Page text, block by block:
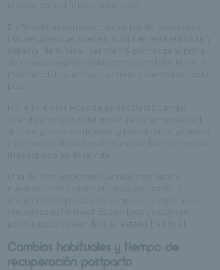
idóneo para el futuro bebé o no.
En Recoletas somos conscientes de las dudas e
inquietudes que pueden surgir en esta etapa tan
especial de tu vida. Ser mamá primeriza supone
vivir nuevas experiencias, como también tener la
necesidad de que haya un mayor control de cada
paso.
Por ello, en los Hospitales Recoletas Campo
Grande y Burgos cubrimos cualquier necesidad
que tengas antes, durante y tras el parto, ya que el
nacimiento de un bebé es uno de los momentos
más especiales de la vida.
Una de las cuestiones que más nos hacen
nuestras mamás primerizas es acerca de la
recuperación postparto, ya que el cuerpo tras el
embarazo sufre muchos cambios y éstos van
poco a poco volviendo a su estado habitual.
Cambios habituales y tiempo de
recuperación postparto